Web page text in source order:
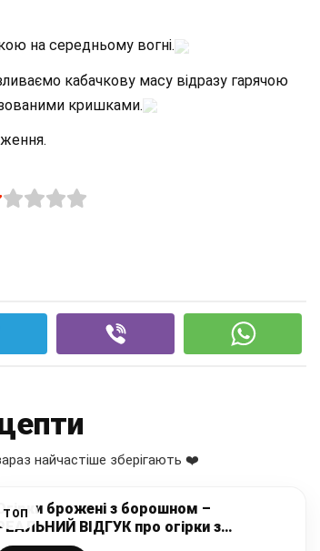
на середньому вогні.
кабачкову масу відразу гарячою
кришками.
найчастіше зберігають ❤️
ТОП
Огірки брожені з борошном –
ВІДГУК про огірки з
борошном